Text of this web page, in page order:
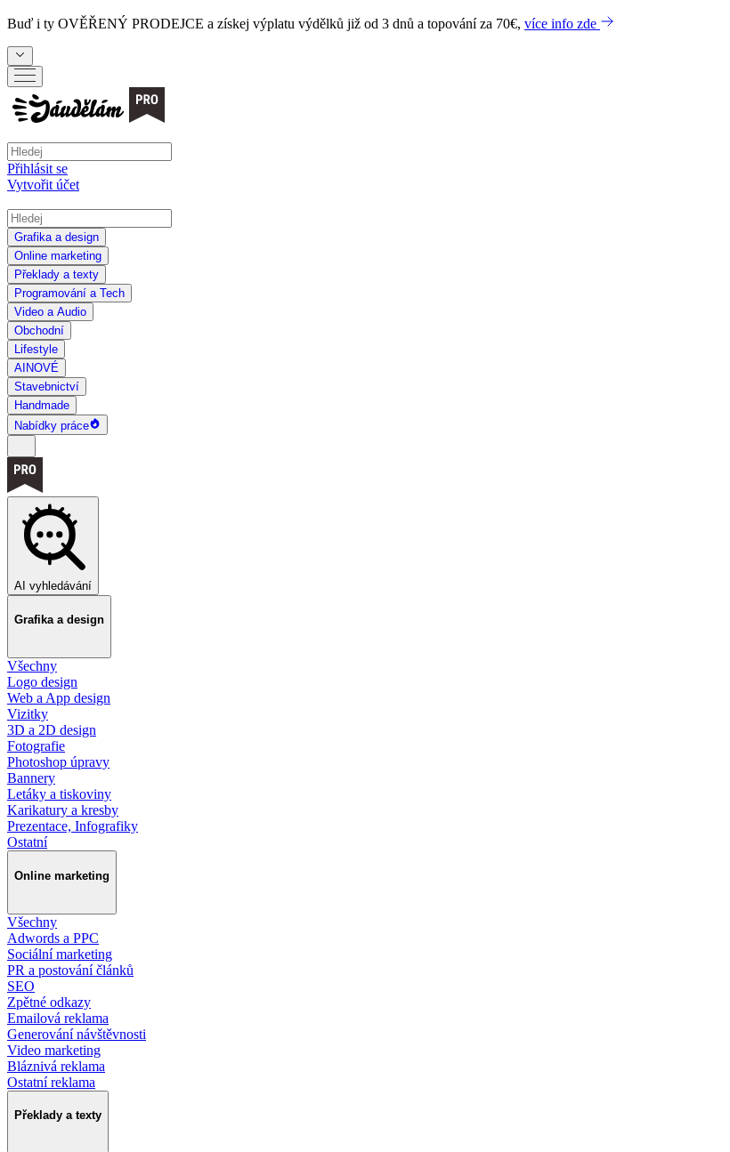
Buď i ty OVĚŘENÝ PRODEJCE a získej výplatu výdělků již od 3 dnů a topování za 70€, více info zde
Přihlásit se
Vytvořit účet
Grafika a design
Online marketing
Překlady a texty
Programování a Tech
Video a Audio
Obchodní
Lifestyle
AI NOVÉ
Stavebnictví
Handmade
Nabídky práce
AI vyhledávání
Grafika a design
Všechny
Logo design
Web a App design
Vizitky
3D a 2D design
Fotografie
Photoshop úpravy
Bannery
Letáky a tiskoviny
Karikatury a kresby
Prezentace, Infografiky
Ostatní
Online marketing
Všechny
Adwords a PPC
Sociální marketing
PR a postování článků
SEO
Zpětné odkazy
Emailová reklama
Generování návštěvnosti
Video marketing
Bláznivá reklama
Ostatní reklama
Překlady a texty